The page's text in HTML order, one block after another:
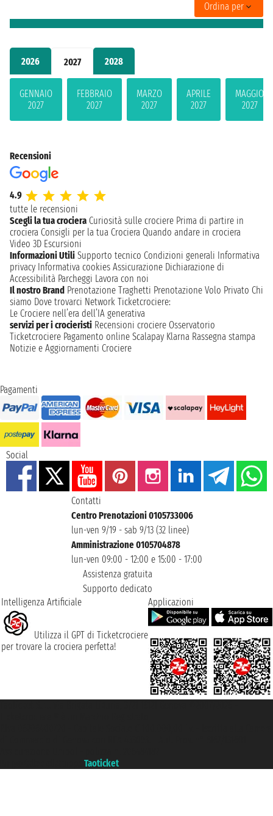
2026 2027 2028
GENNAIO
2027
FEBBRAIO
2027
MARZO
2027
APRILE
2027
MAGGIO
2027
Ordina per
Recensioni
4.9
tutte le recensioni
Scegli la tua crociera Curiosità sulle crociere Prima di partire in
crociera Consigli per la tua Crociera Quando andare in crociera
Video 3D Escursioni
Informazioni Utili Supporto tecnico Condizioni generali Informativa
privacy Informativa cookies Assicurazione Dichiarazione di
Accessibilità Parcheggi Lavora con noi
Il nostro Brand Prenotazione Traghetti Prenotazione Volo Privato Chi
siamo Dove trovarci Network Ticketcrociere:
Le Crociere nell’era dell’IA generativa
servizi per i crocieristi Recensioni crociere Osservatorio
Ticketcrociere Pagamento online Scalapay Klarna Rassegna stampa
Notizie e Aggiornamenti Crociere
Pagamenti
Social
Contatti
Centro Prenotazioni 0105733006
lun-ven 9/19 - sab 9/13 (32 linee)
Amministrazione 0105704878
lun-ven 09:00 - 12:00 e 15:00 - 17:00
Assistenza gratuita
Supporto dedicato
Intelligenza Artificiale
Utilizza il GPT di Ticketcrociere
per trovare la crociera perfetta!
Applicazioni
Taoticket